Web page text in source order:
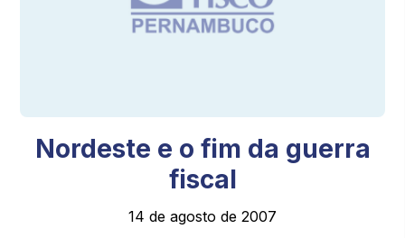
Nordeste e o fim da guerra
fiscal
14 de agosto de 2007